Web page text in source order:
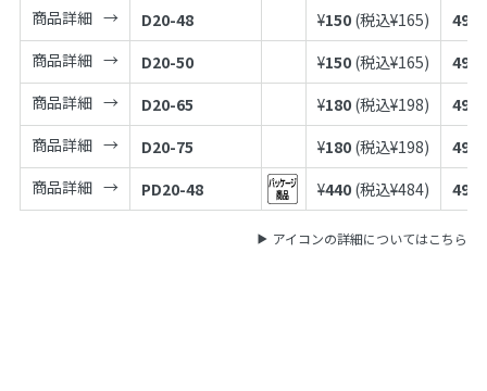
商品詳細
D20-48 ¥150 (税込¥165)
商品詳細
D20-50 ¥150 (税込¥165)
商品詳細
D20-65 ¥180 (税込¥198)
商品詳細
D20-75 ¥180 (税込¥198)
商品詳細
PD20-48 ¥440 (税込¥484)
アイコンの詳細についてはこちら